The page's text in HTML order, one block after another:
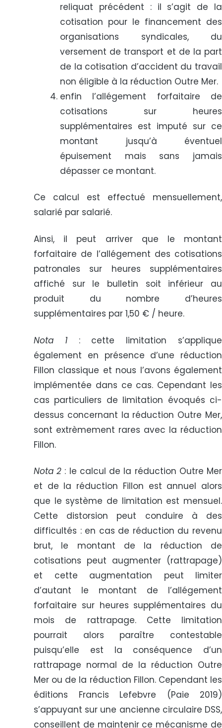
reliquat précédent : il s’agit de la
cotisation pour le financement des
organisations syndicales, du
versement de transport et de la part
de la cotisation d’accident du travail
non éligible à la réduction Outre Mer.
enfin l’allégement forfaitaire de
cotisations sur heures
supplémentaires est imputé sur ce
montant jusqu’à éventuel
épuisement mais sans jamais
dépasser ce montant.
Ce calcul est effectué mensuellement,
salarié par salarié.
Ainsi, il peut arriver que le montant
forfaitaire de l’allégement des cotisations
patronales sur heures supplémentaires
affiché sur le bulletin soit inférieur au
produit du nombre d’heures
supplémentaires par 1,50 € / heure.
Nota 1: cette limitation s’applique
également en présence d’une réduction
Fillon classique et nous l’avons également
implémentée dans ce cas. Cependant les
cas particuliers de limitation évoqués ci-
dessus concernant la réduction Outre Mer,
sont extrèmement rares avec la réduction
Fillon.
Nota 2 : le calcul de la réduction Outre Mer
et de la réduction Fillon est annuel alors
que le système de limitation est mensuel.
Cette distorsion peut conduire à des
difficultés : en cas de réduction du revenu
brut, le montant de la réduction de
cotisations peut augmenter (rattrapage)
et cette augmentation peut limiter
d’autant le montant de l’allégement
forfaitaire sur heures supplémentaires du
mois de rattrapage. Cette limitation
pourrait alors paraître contestable
puisqu’elle est la conséquence d’un
rattrapage normal de la réduction Outre
Mer ou de la réduction Fillon. Cependant les
éditions Francis Lefebvre (Paie 2019)
s’appuyant sur une ancienne circulaire DSS,
conseillent de maintenir ce mécanisme de